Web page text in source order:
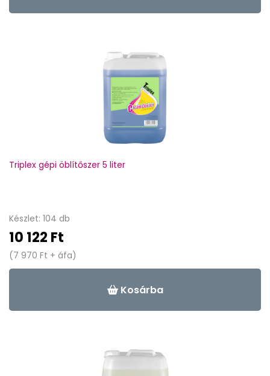
Triplex gépi öblítőszer 5 liter
Készlet: 104 db
10 122 Ft
(7 970 Ft + áfa)
Kosárba